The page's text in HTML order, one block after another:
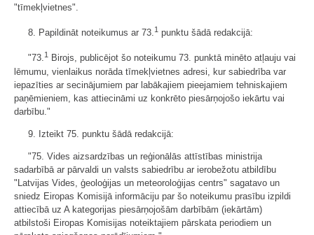
"tīmekļvietnes".
8. Papildināt noteikumus ar 73.1 punktu šādā redakcijā:
"73.1
Birojs, publicējot šo noteikumu 73. punktā minēto atļauju vai
lēmumu, vienlaikus norāda tīmekļvietnes adresi, kur sabiedrība var
iepazīties ar secinājumiem par labākajiem pieejamiem tehniskajiem
paņēmieniem, kas attiecināmi uz konkrēto piesārņojošo iekārtu vai
darbību."
9. Izteikt 75. punktu šādā redakcijā:
"75. Vides aizsardzības un reģionālās attīstības ministrija
sadarbībā ar pārvaldi un valsts sabiedrību ar ierobežotu atbildību
"Latvijas Vides, ģeoloģijas un meteoroloģijas centrs" sagatavo un
sniedz Eiropas Komisijā informāciju par šo noteikumu prasību izpildi
attiecībā uz A kategorijas piesārņojošām darbībām (iekārtām)
atbilstoši Eiropas Komisijas noteiktajiem pārskata periodiem un